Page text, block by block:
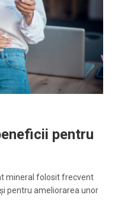
pentru
mineral folosit frecvent
pentru ameliorarea unor